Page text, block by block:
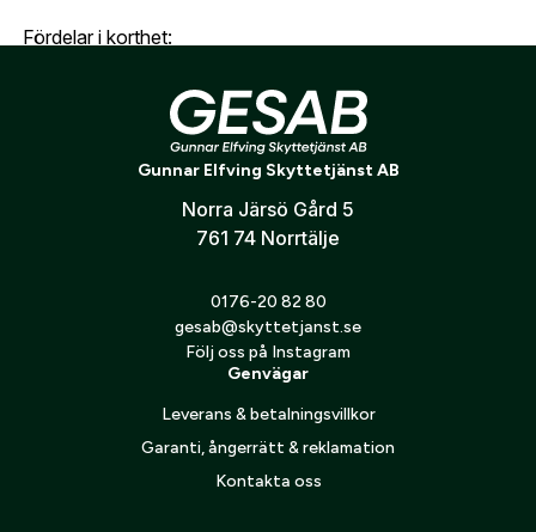
Fördelar i korthet:
Lätt att bära (1,58 kg)
Passar både gevär och pistoler
Justerbar längd och höjd
Skyddande gummistöd
Jag godkänner att mina personuppgifter behandlas enligt
personuppgiftspolicy
Gunnar Elfving Skyttetjänst AB
Norra Järsö Gård 5
761 74 Norrtälje
0176-20 82 80
gesab@skyttetjanst.se
Följ oss på Instagram
Genvägar
Leverans & betalningsvillkor
Garanti, ångerrätt & reklamation
Kontakta oss